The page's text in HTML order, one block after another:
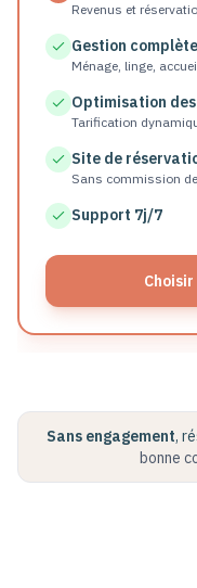
Revenus et
Gestion complète
Ménage, linge,
Optimisation
Tarification
Site de
Sans commission
Support 7j/7
Sans engagement,
bonne